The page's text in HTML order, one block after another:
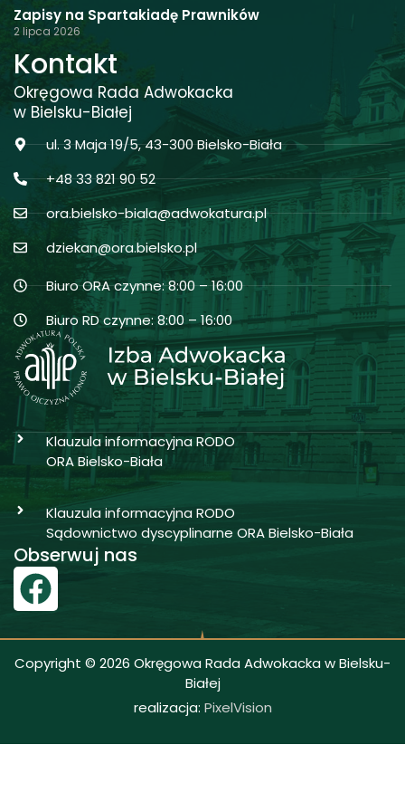
Klauzula informacyjna RODO
ORA Bielsko-Biała
Klauzula informacyjna RODO
Sądownictwo dyscyplinarne ORA Bielsko-Biała
Obserwuj nas
Zapisy na Spartakiadę Prawników
2 lipca 2026
Kontakt
Okręgowa Rada Adwokacka
w Bielsku-Białej
ul. 3 Maja 19/5, 43-300 Bielsko-Biała
+48 33 821 90 52
ora.bielsko-biala@adwokatura.pl
dziekan@ora.bielsko.pl
Biuro ORA czynne: 8:00 – 16:00
Biuro RD czynne: 8:00 – 16:00
Copyright © 2026 Okręgowa Rada Adwokacka w Bielsku-
Białej
realizacja: PixelVision